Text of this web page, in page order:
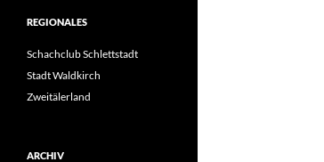
REGIONALES
Schachclub Schlettstadt
Stadt Waldkirch
Zweitälerland
ARCHIV